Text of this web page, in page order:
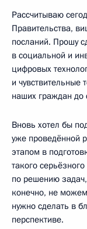
Рассчитываю
Правительства,
посланий. Прошу
в социальной и
цифровых
и
наших граждан до
Вновь хотел бы
уже проведённой
этапом в
такого
по решению
конечно, не
нужно сделать в
перспективе.